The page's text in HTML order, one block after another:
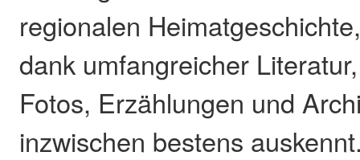
regionalen
dank umfangreicher
Fotos, Erzählungen und
inzwischen bestens